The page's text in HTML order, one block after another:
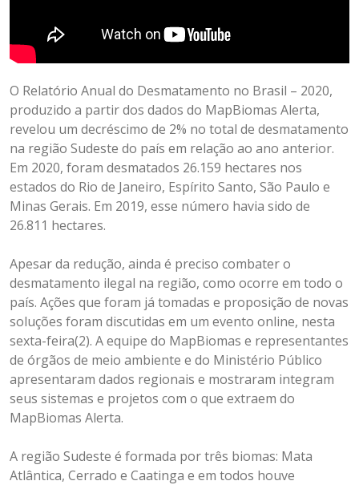
O Relatório Anual do Desmatamento no Brasil – 2020,
produzido a partir dos dados do MapBiomas Alerta,
revelou um decréscimo de 2% no total de desmatamento
na região Sudeste do país em relação ao ano anterior.
Em 2020, foram desmatados 26.159 hectares nos
estados do Rio de Janeiro, Espírito Santo, São Paulo e
Minas Gerais. Em 2019, esse número havia sido de
26.811 hectares.
Apesar da redução, ainda é preciso combater o
desmatamento ilegal na região, como ocorre em todo o
país. Ações que foram já tomadas e proposição de novas
soluções foram discutidas em um evento online, nesta
sexta-feira(2). A equipe do MapBiomas e representantes
de órgãos de meio ambiente e do Ministério Público
apresentaram dados regionais e mostraram integram
seus sistemas e projetos com o que extraem do
MapBiomas Alerta.
A região Sudeste é formada por três biomas: Mata
Atlântica, Cerrado e Caatinga e em todos houve